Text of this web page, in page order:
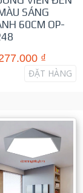
SÁNG
60CM OP-
₫
ĐẶT HÀNG